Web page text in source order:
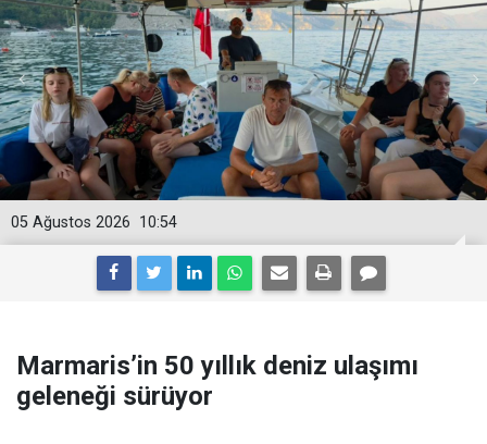
10:54
05 Ağustos 2026
Marmaris’in 50 yıllık deniz ulaşımı
geleneği sürüyor